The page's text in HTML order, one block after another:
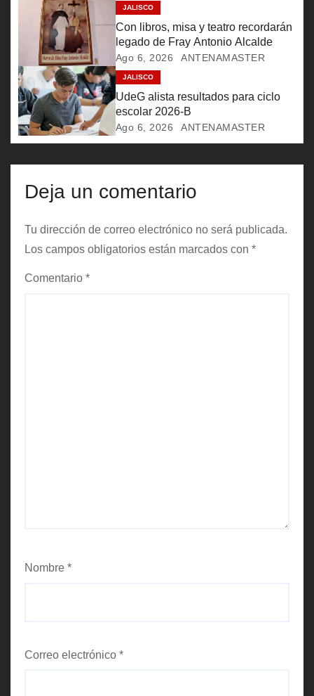
n
t
r
a
d
a
s
JALISCO
Con libros, misa y teatro recordarán
legado de Fray Antonio Alcalde
Ago 6, 2026 ANTENAMASTER
JALISCO
UdeG alista resultados para ciclo
escolar 2026-B
Ago 6, 2026 ANTENAMASTER
Deja un comentario
Tu dirección de correo electrónico no será publicada.
Los campos obligatorios están marcados con *
Comentario *
Nombre *
Correo electrónico *